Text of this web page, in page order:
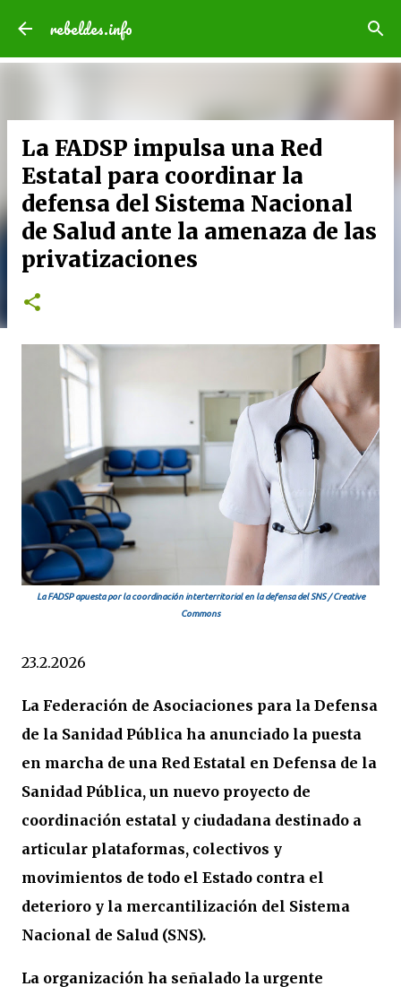
Ir al contenido principal
rebeldes.info
La FADSP impulsa una Red
Estatal para coordinar la
defensa del Sistema Nacional
de Salud ante la amenaza de las
privatizaciones
La FADSP apuesta por la coordinación interterritorial en la defensa del SNS / Creative
Commons
23.2.2026
La Federación de Asociaciones para la Defensa
de la Sanidad Pública ha anunciado la puesta
en marcha de una Red Estatal en Defensa de la
Sanidad Pública, un nuevo proyecto de
coordinación estatal y ciudadana destinado a
articular plataformas, colectivos y
movimientos de todo el Estado contra el
deterioro y la mercantilización del Sistema
Nacional de Salud (SNS).
La organización ha señalado la urgente